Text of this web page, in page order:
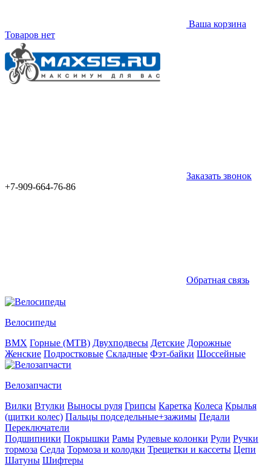
Ваша корзина
Товаров нет
Заказать звонок
+7-909-664-76-86
Обратная связь
Велосипеды
BMX Горные (MTB) Двухподвесы Детские Дорожные
Женские Подростковые Складные Фэт-байки Шоссейные
Велозапчасти
Вилки Втулки Выносы руля Грипсы Каретка Колеса Крылья
(щитки колес) Пальцы подседельные+зажимы Педали
Переключатели
Подшипники Покрышки Рамы Рулевые колонки Рули Ручки
тормоза Седла Тормоза и колодки Трещетки и кассеты Цепи
Шатуны Шифтеры